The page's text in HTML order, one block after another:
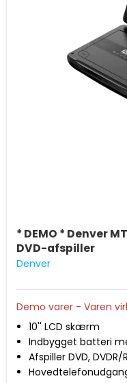
batteri kan købes
RTC - kan
tidspunkt på dagen/
OTA opdatering af
Monteres med
* DEMO * Denver
DVD-afspiller
Denver
Demo varer - Varen
10'' LCD skærm
Indbygget batteri
Afspiller DVD, DVDR/